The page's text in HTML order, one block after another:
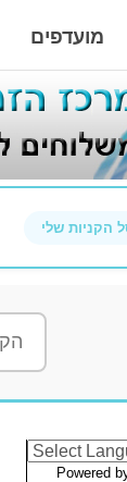
מועדפים
הקניות שלי
Powered